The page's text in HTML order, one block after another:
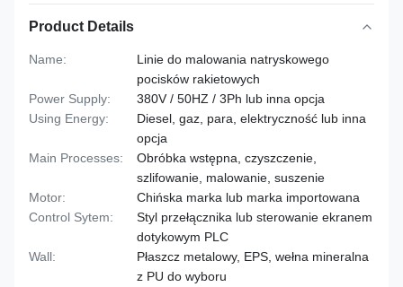
Product Details
Name:
Linie do malowania natryskowego
pocisków rakietowych
Power Supply:
380V / 50HZ / 3Ph lub inna opcja
Using Energy:
Diesel, gaz, para, elektryczność lub inna
opcja
Main Processes:
Obróbka wstępna, czyszczenie,
szlifowanie, malowanie, suszenie
Motor:
Chińska marka lub marka importowana
Control Sytem:
Styl przełącznika lub sterowanie ekranem
dotykowym PLC
Wall:
Płaszcz metalowy, EPS, wełna mineralna
z PU do wyboru